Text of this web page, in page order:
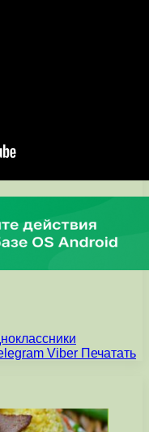
Viber Печатать